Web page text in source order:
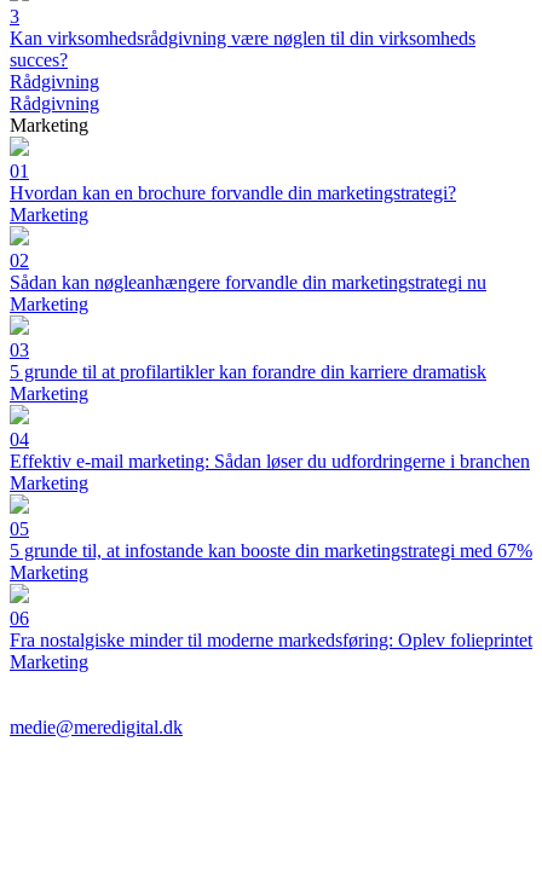
3
Kan virksomhedsrådgivning være nøglen til din virksomheds
succes?
Rådgivning
Rådgivning
Marketing
01
Hvordan kan en brochure forvandle din marketingstrategi?
Marketing
02
Sådan kan nøgleanhængere forvandle din marketingstrategi nu
Marketing
03
5 grunde til at profilartikler kan forandre din karriere dramatisk
Marketing
04
Effektiv e-mail marketing: Sådan løser du udfordringerne i branchen
Marketing
05
5 grunde til, at infostande kan booste din marketingstrategi med 67%
Marketing
06
Fra nostalgiske minder til moderne markedsføring: Oplev folieprintet
Marketing
medie@meredigital.dk